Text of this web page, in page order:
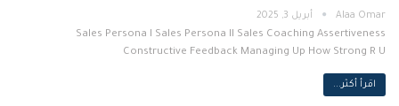
أبريل 3, 2025
Sales Persona I Sales Persona II Sales Coaching Assertiveness
Constructive Feedback Managing Up How Strong R U
اقرأ أكثر...